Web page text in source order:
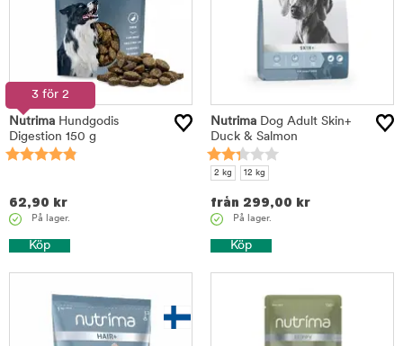
3 för 2
Nutrima Hundgodis
Digestion 150 g
62,90 kr
På lager.
Köp
Nutrima Dog Adult Skin+
Duck & Salmon
2 kg 12 kg
från 299,00 kr
På lager.
Köp